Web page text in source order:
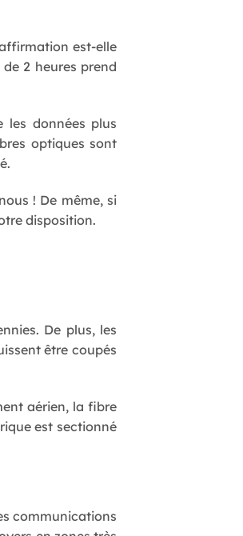
est-elle
2 heures prend
les données plus
optiques sont
! De même, si
disposition.
De plus, les
être coupés
aérien, la fibre
est sectionné
communications